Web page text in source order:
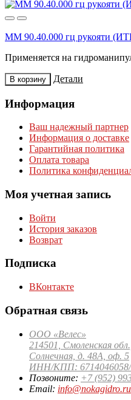
ММ 90.40.000 гц рукояти
Применяется на
В корзину Детали
Информация
Ваш надежный партнер
Информация о доставке
Гарантийная политика
Оплата товара
Политика
Моя учетная запись
Войти
История заказов
Возврат
Подписка
ВКонтакте
Обратная связь
ООО «Велес»
214501, Смоленская
Солнечная, д. 48А, оф. 5
ИНН/КПП: 6714046058/
Позвоните: +7 (952)
Email: info@nokagidro.ru